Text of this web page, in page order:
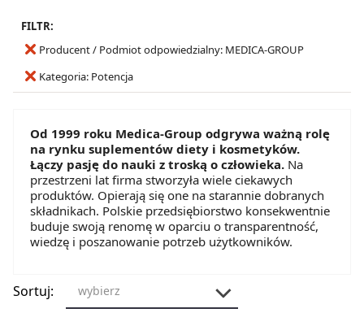
FILTR:
Producent / Podmiot odpowiedzialny: MEDICA-GROUP
Kategoria: Potencja
Od 1999 roku Medica-Group odgrywa ważną rolę
na rynku suplementów diety i kosmetyków.
Łączy pasję do nauki z troską o człowieka. Na
przestrzeni lat firma stworzyła wiele ciekawych
produktów. Opierają się one na starannie dobranych
składnikach. Polskie przedsiębiorstwo konsekwentnie
buduje swoją renomę w oparciu o transparentność,
wiedzę i poszanowanie potrzeb użytkowników.
Sortuj: wybierz